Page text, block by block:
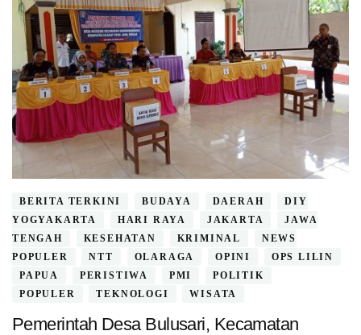
BERITA TERKINI BUDAYA DAERAH
DIY
YOGYAKARTA
HARI RAYA JAKARTA
JAWA
TENGAH
KESEHATAN KRIMINAL
NEWS
POPULER
NTT OLARAGA OPINI
OPS LILIN
PAPUA
PERISTIWA PMI
POLITIK
POPULER
TEKNOLOGI WISATA
Pemerintah Desa Bulusari, Kecamatan